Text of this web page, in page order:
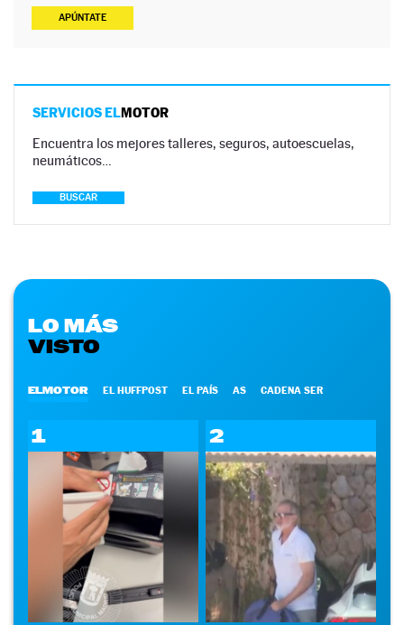
APÚNTATE
SERVICIOS ELMOTOR
Encuentra los mejores talleres, seguros, autoescuelas,
neumáticos…
BUSCAR
LO MÁS
VISTO
ELMOTOR EL HUFFPOST EL PAÍS AS CADENA SER
1 2